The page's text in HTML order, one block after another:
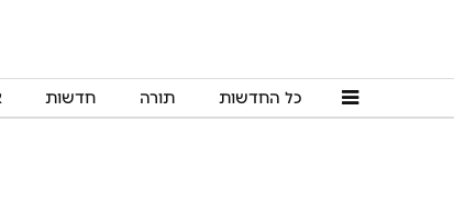
כל החדשות תורה חדשות